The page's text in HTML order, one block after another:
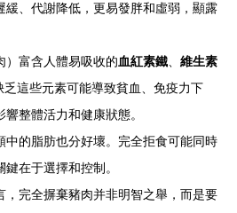
緩、代謝降低，更易發胖和虛弱，顯露
）富含人體易吸收的血紅素鐵
維生素
乏這些元素可能導致貧血、免疫力下
整體活力和健康狀態。
中的脂肪也分好壞。完全拒食可能同時
在于選擇和控制。
，完全摒棄豬肉并非明智之舉，而是要